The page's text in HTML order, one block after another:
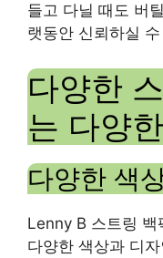
들고 다닐 때도 버
랫동안 신뢰하실
다양한
는 다양
다양한 색
Lenny B 스트링 백
다양한 색상과 디